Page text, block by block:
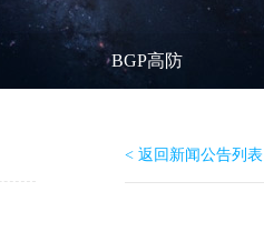
BGP高防
< 返回新闻公告列表